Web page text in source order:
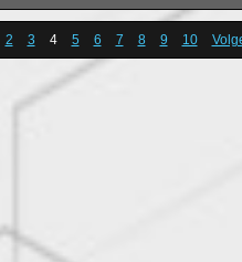
2 3 4 5 6 7 8 9 10